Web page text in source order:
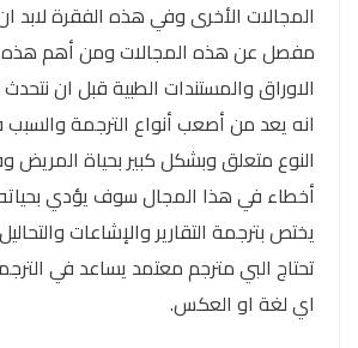
المجالات الأخرى وفي هذه الفقرة لابد
مفصل عن هذه المجالات ومن أهم هذه
الاوراق والمستندات الطبية قبل ان
انه يعد من أصعب أنواع الترجمة
النوع متعلق وبشكل كبير بحياة
أخطاء في هذا المجال سوف يؤدي
يختص بترجمة التقارير والإشاعات
تحتاج البي مترجم معتمد يساعد في
اي لغة او العكس.